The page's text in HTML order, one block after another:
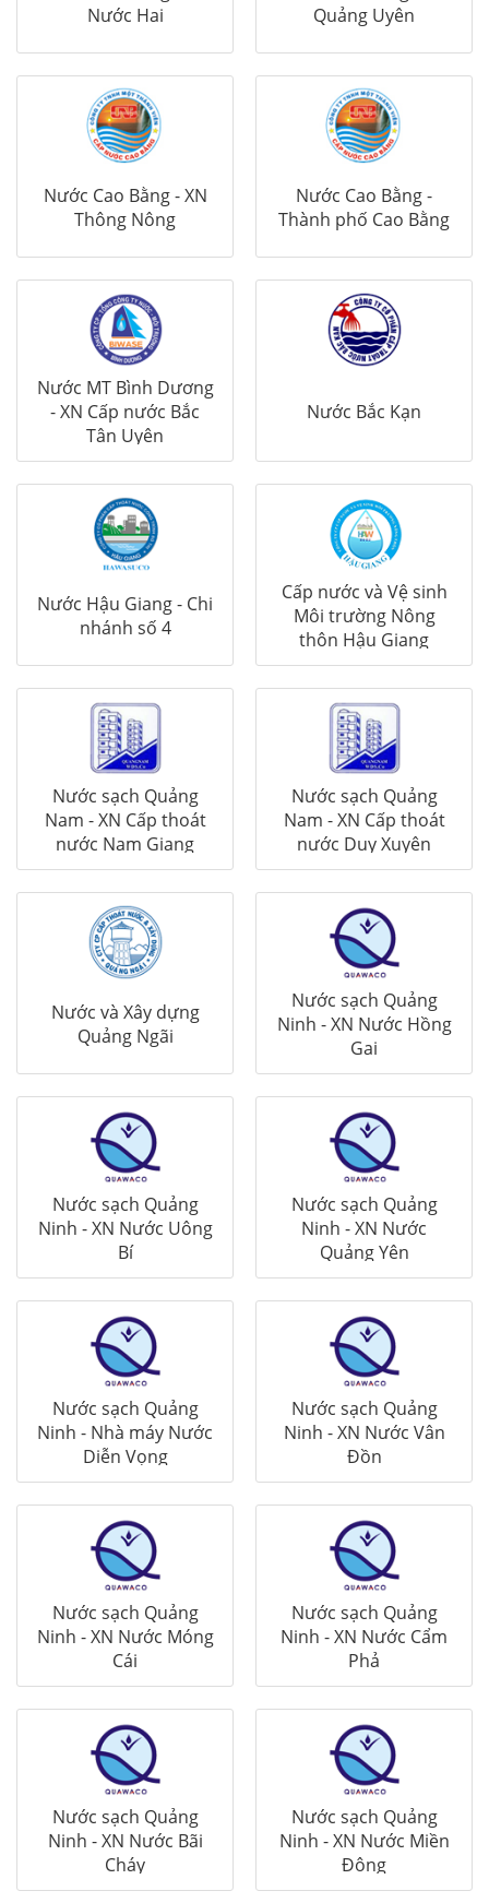
Nước Hai
Quảng Uyên
Nước Cao Bằng - XN
Thông Nông
Nước Cao Bằng -
Thành phố Cao Bằng
Nước MT Bình Dương
- XN Cấp nước Bắc
Tân Uyên
Nước Bắc Kạn
Nước Hậu Giang - Chi
nhánh số 4
Cấp nước và Vệ sinh
Môi trường Nông
thôn Hậu Giang
Nước sạch Quảng
Nam - XN Cấp thoát
nước Nam Giang
Nước sạch Quảng
Nam - XN Cấp thoát
nước Duy Xuyên
Nước và Xây dựng
Quảng Ngãi
Nước sạch Quảng
Ninh - XN Nước Hồng
Gai
Nước sạch Quảng
Ninh - XN Nước Uông
Bí
Nước sạch Quảng
Ninh - XN Nước
Quảng Yên
Nước sạch Quảng
Ninh - Nhà máy Nước
Diễn Vọng
Nước sạch Quảng
Ninh - XN Nước Vân
Đồn
Nước sạch Quảng
Ninh - XN Nước Móng
Cái
Nước sạch Quảng
Ninh - XN Nước Cẩm
Phả
Nước sạch Quảng
Ninh - XN Nước Bãi
Cháy
Nước sạch Quảng
Ninh - XN Nước Miền
Đông